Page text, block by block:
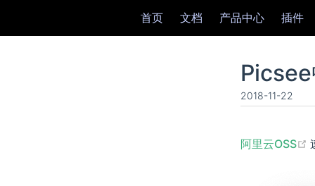
首页 文档 产品中心 插件
2018-11-22
阿里云OSS